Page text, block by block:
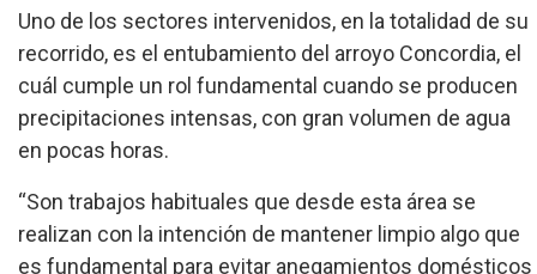
Uno de los sectores intervenidos, en la totalidad de su
recorrido, es el entubamiento del arroyo Concordia, el
cuál cumple un rol fundamental cuando se producen
precipitaciones intensas, con gran volumen de agua
en pocas horas.
“Son trabajos habituales que desde esta área se
realizan con la intención de mantener limpio algo que
es fundamental para evitar anegamientos domésticos